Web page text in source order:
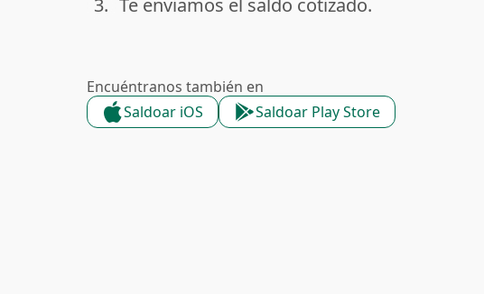
done
3. Te enviamos el saldo cotizado.
Encuéntranos también en
Saldoar iOS
Saldoar Play Store